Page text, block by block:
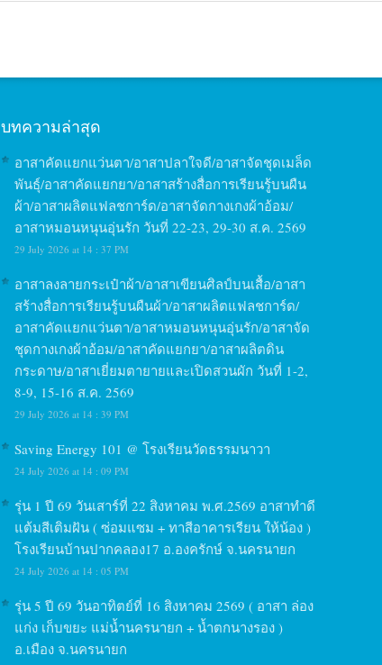
บทความล่าสุด
อาสาคัดแยกแว่นตา/อาสาปลาใจดี/อาสาจัดชุดเมล็ด
พันธุ์/อาสาคัดแยกยา/อาสาสร้างสื่อการเรียนรู้บนผืน
ผ้า/อาสาผลิตแฟลชการ์ด/อาสาจัดกางเกงผ้าอ้อม/
อาสาหมอนหนุนอุ่นรัก วันที่ 22-23, 29-30 ส.ค. 2569
29 July 2026 at 14 : 37 PM
อาสาลงลายกระเป๋าผ้า/อาสาเขียนศิลป์บนเสื้อ/อาสา
สร้างสื่อการเรียนรู้บนผืนผ้า/อาสาผลิตแฟลชการ์ด/
อาสาคัดแยกแว่นตา/อาสาหมอนหนุนอุ่นรัก/อาสาจัด
ชุดกางเกงผ้าอ้อม/อาสาคัดแยกยา/อาสาผลิตดิน
กระดาษ/อาสาเยี่ยมตายายและเปิดสวนผัก วันที่ 1-2,
8-9, 15-16 ส.ค. 2569
29 July 2026 at 14 : 39 PM
Saving Energy 101 @ โรงเรียนวัดธรรมนาวา
24 July 2026 at 14 : 09 PM
รุ่น 1 ปี 69 วันเสาร์ที่ 22 สิงหาคม พ.ศ.2569 อาสาทำดี
แต้มสีเติมฝัน ( ซ่อมแซม + ทาสีอาคารเรียน ให้น้อง )
โรงเรียนบ้านปากคลอง17 อ.องครักษ์ จ.นครนายก
24 July 2026 at 14 : 05 PM
รุ่น 5 ปี 69 วันอาทิตย์ที่ 16 สิงหาคม 2569 ( อาสา ล่อง
แก่ง เก็บขยะ แม่น้ำนครนายก + น้ำตกนางรอง )
อ.เมือง จ.นครนายก